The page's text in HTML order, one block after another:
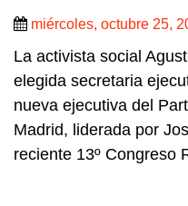
miércoles, octubre 25,
La activista social
elegida secretaria
nueva ejecutiva del
Madrid, liderada por
reciente 13º Congreso